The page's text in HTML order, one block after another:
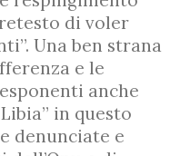
di voler
Una ben strana
e le
anche
in questo
denunciate e